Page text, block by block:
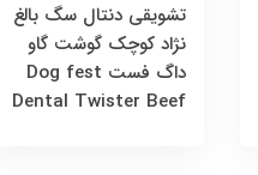
تشویقی دنتال سگ بالغ
نژاد کوچک گوشت گاو
داگ فست Dog fest
Dental Twister Beef